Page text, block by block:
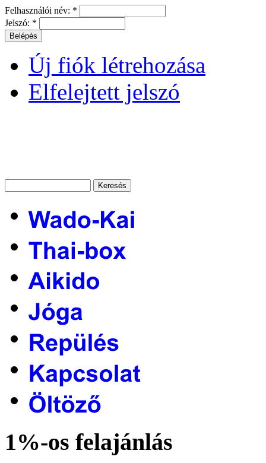
Felhasználói név: *
Jelszó: *
Új fiók létrehozása
Elfelejtett jelszó
1%-os felajánlás